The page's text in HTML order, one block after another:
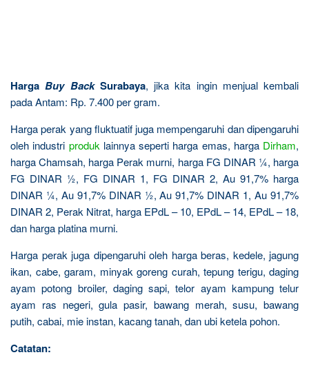
HargaBuy BackSurabaya, jika kita ingin menjual kembali
pada Antam: Rp. 7.400 per gram.
Harga perak yang fluktuatif juga mempengaruhi dan dipengaruhi
oleh industri produk lainnya seperti harga emas, harga Dirham,
harga Chamsah, harga Perak murni, harga FG DINAR ¼, harga
FG DINAR ½, FG DINAR 1, FG DINAR 2, Au 91,7% harga
DINAR ¼, Au 91,7% DINAR ½, Au 91,7% DINAR 1, Au 91,7%
DINAR 2, Perak Nitrat, harga EPdL – 10, EPdL – 14, EPdL – 18,
dan harga platina murni.
Harga perak juga dipengaruhi oleh harga beras, kedele, jagung
ikan, cabe, garam, minyak goreng curah, tepung terigu, daging
ayam potong broiler, daging sapi, telor ayam kampung telur
ayam ras negeri, gula pasir, bawang merah, susu, bawang
putih, cabai, mie instan, kacang tanah, dan ubi ketela pohon.
Catatan: